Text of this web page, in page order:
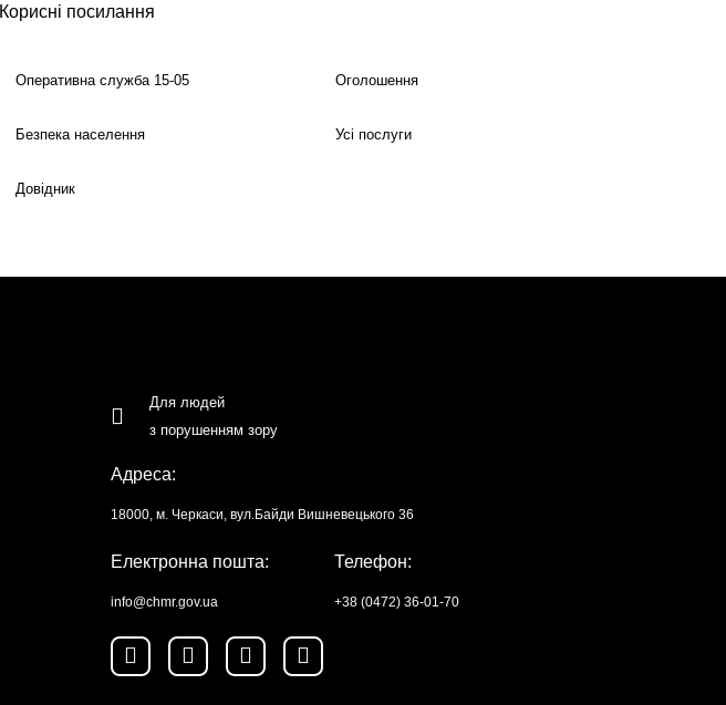
Корисні посилання
Оперативна служба 15-05 Оголошення
Безпека населення Усі послуги
Довідник
Для людей
з порушенням зору
Адреса:
18000, м. Черкаси, вул.Байди Вишневецького 36
Електронна пошта:
info@chmr.gov.ua
Телефон:
+38 (0472) 36-01-70